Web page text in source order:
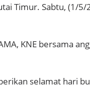
Timur. Sabtu, (1/5/
KNE bersama
selamat hari